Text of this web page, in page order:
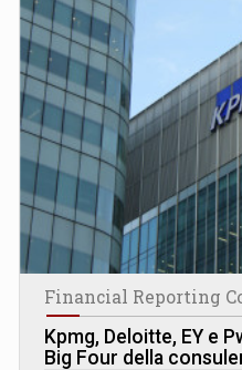
Financial Reporting
Kpmg, Deloitte, EY e
Big Four della